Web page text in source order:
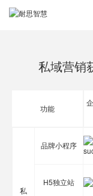
私域营销
功能
私
品牌小程序
H5独立站